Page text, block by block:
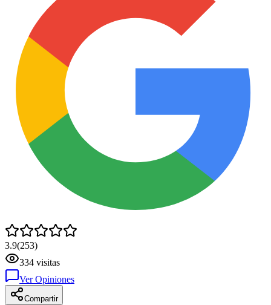
3.9(253)
334 visitas
Ver Opiniones
Compartir